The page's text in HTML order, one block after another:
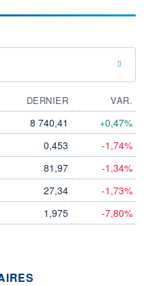
DERNIER
VAR.
8 740,41 +0,47%
0,453 -1,74%
81,97 -1,34%
27,34 -1,73%
1,975 -7,80%